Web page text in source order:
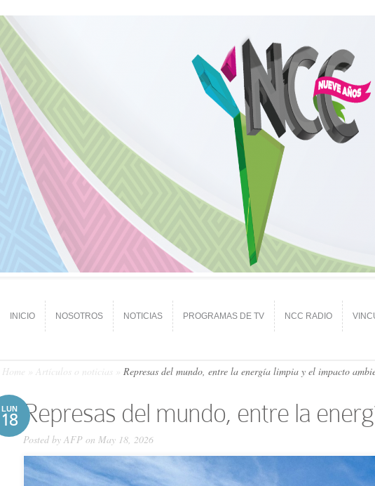
INICIO NOSOTROS NOTICIAS PROGRAMAS DE TV NCC RADIO
Home Artículos o noticias Represas del mundo, entre la energía limpia y el impacto
LUN
18 Represas del mundo, entre la
Posted by AFP on May 18, 2026